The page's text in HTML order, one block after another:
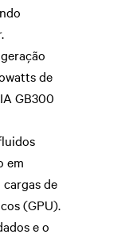
de
GB300
em
de
(GPU).
e o